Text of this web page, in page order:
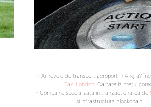
- Ai nevoie de transport aeroport in Anglia?
Taxi London. Calitate la prețul
- Companie specializata in tranzactionarea de
si infrastructura blockchain.